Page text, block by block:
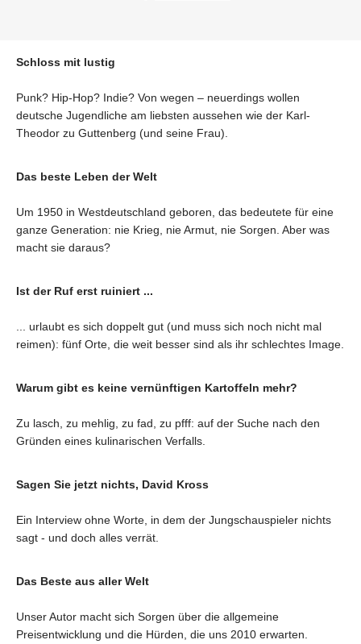
Schloss mit lustig
Punk? Hip-Hop? Indie? Von wegen – neuerdings wollen
deutsche Jugendliche am liebsten aussehen wie der Karl-
Theodor zu Guttenberg (und seine Frau).
Das beste Leben der Welt
Um 1950 in Westdeutschland geboren, das bedeutete für eine
ganze Generation: nie Krieg, nie Armut, nie Sorgen. Aber was
macht sie daraus?
Ist der Ruf erst ruiniert ...
... urlaubt es sich doppelt gut (und muss sich noch nicht mal
reimen): fünf Orte, die weit besser sind als ihr schlechtes Image.
Warum gibt es keine vernünftigen Kartoffeln mehr?
Zu lasch, zu mehlig, zu fad, zu pfff: auf der Suche nach den
Gründen eines kulinarischen Verfalls.
Sagen Sie jetzt nichts, David Kross
Ein Interview ohne Worte, in dem der Jungschauspieler nichts
sagt - und doch alles verrät.
Das Beste aus aller Welt
Unser Autor macht sich Sorgen über die allgemeine
Preisentwicklung und die Hürden, die uns 2010 erwarten.